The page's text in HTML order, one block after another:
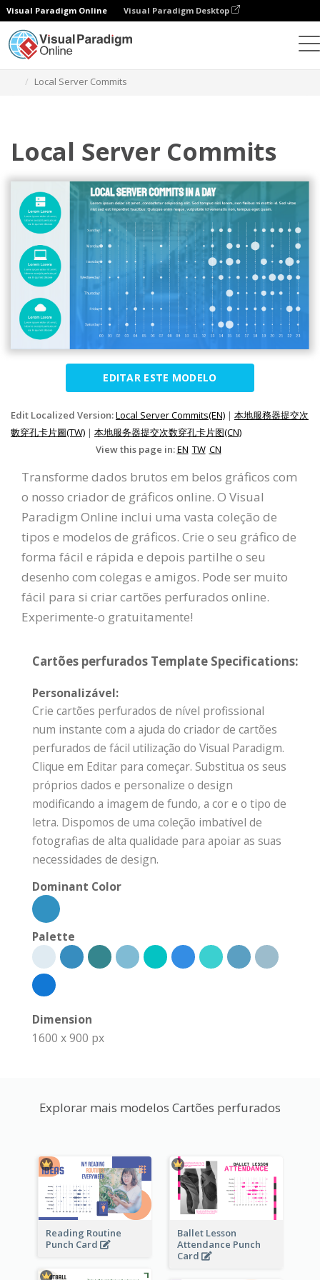
Visual Paradigm Online Visual Paradigm Desktop
Local Server Commits
Local Server Commits
EDITAR ESTE MODELO
Edit Localized Version:Local Server Commits(EN) | 本地服務器提交次
數穿孔卡片圖(TW) | 本地服务器提交次数穿孔卡片图(CN)
View this page in:EN TW CN
Transforme dados brutos em belos gráficos com
o nosso criador de gráficos online. O Visual
Paradigm Online inclui uma vasta coleção de
tipos e modelos de gráficos. Crie o seu gráfico de
forma fácil e rápida e depois partilhe o seu
desenho com colegas e amigos. Pode ser muito
fácil para si criar cartões perfurados online.
Experimente-o gratuitamente!
Cartões perfurados Template Specifications:
Personalizável:
Crie cartões perfurados de nível profissional
num instante com a ajuda do criador de cartões
perfurados de fácil utilização do Visual Paradigm.
Clique em Editar para começar. Substitua os seus
próprios dados e personalize o design
modificando a imagem de fundo, a cor e o tipo de
letra. Dispomos de uma coleção imbatível de
fotografias de alta qualidade para apoiar as suas
necessidades de design.
Dominant Color
Palette
Dimension
1600 x 900 px
Explorar mais modelos Cartões perfurados
Reading Routine
Punch Card
Ballet Lesson
Attendance Punch
Card